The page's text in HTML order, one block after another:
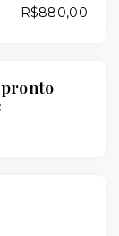
R$880,00